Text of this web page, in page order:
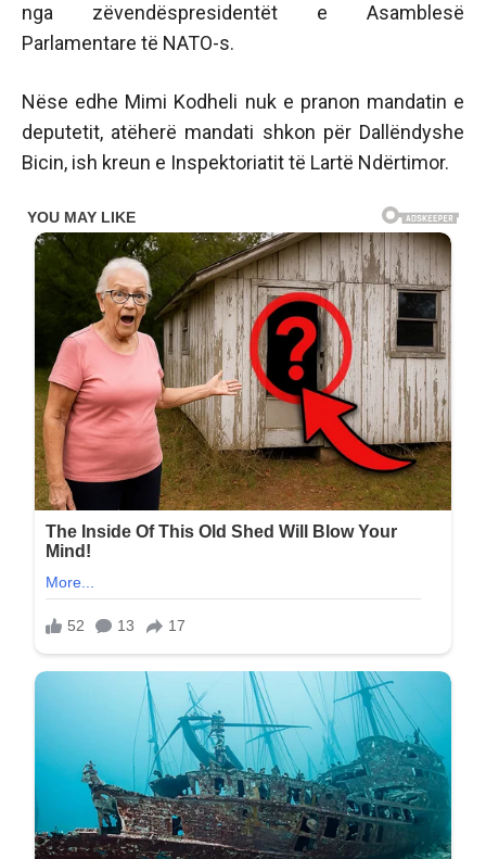
nga zëvendëspresidentët e Asamblesë
Parlamentare të NATO-s.
Nëse edhe Mimi Kodheli nuk e pranon mandatin e
deputetit, atëherë mandati shkon për Dallëndyshe
Bicin, ish kreun e Inspektoriatit të Lartë Ndërtimor.